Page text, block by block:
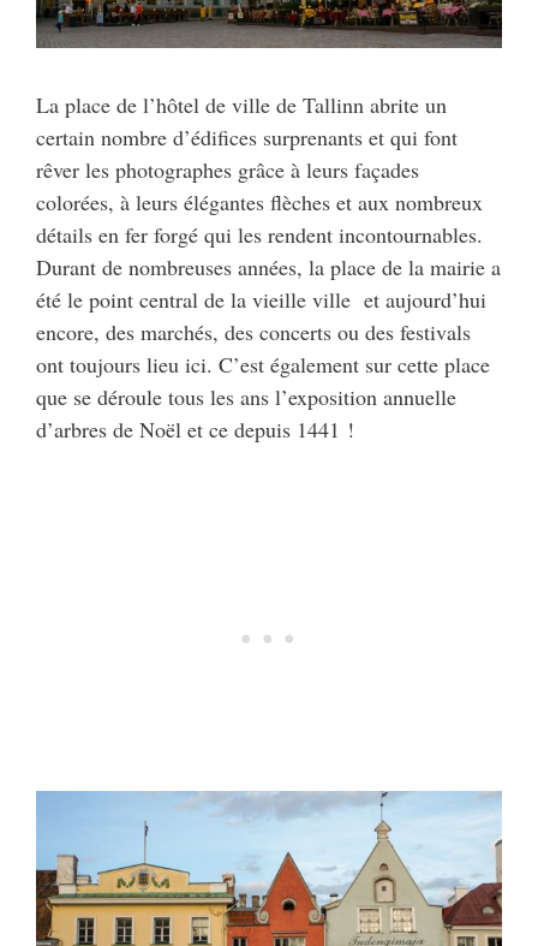
La place de l’hôtel de ville de Tallinn abrite un
certain nombre d’édifices surprenants et qui font
rêver les photographes grâce à leurs façades
colorées, à leurs élégantes flèches et aux nombreux
détails en fer forgé qui les rendent incontournables.
Durant de nombreuses années, la place de la mairie a
été le point central de la vieille ville et aujourd’hui
encore, des marchés, des concerts ou des festivals
ont toujours lieu ici. C’est également sur cette place
que se déroule tous les ans l’exposition annuelle
d’arbres de Noël et ce depuis 1441 !